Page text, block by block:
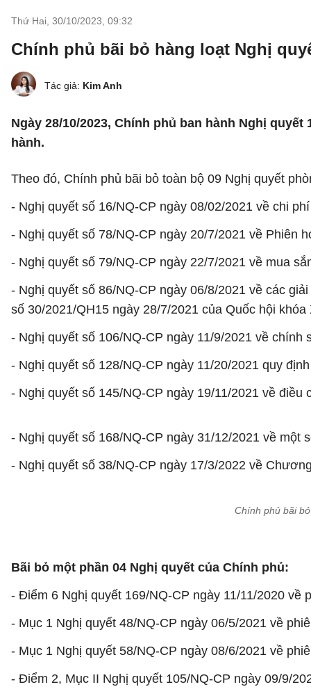
Thứ Hai, 30/10/2023 09:32
Chính phủ bãi bỏ hàng loạt Nghị
Tác giả: Kim Anh
Ngày 28/10/2023, Chính phủ ban hành Nghị
hành.
Theo đó, Chính phủ bãi bỏ toàn bộ 09 Nghị quyết
- Nghị quyết số 16/NQ-CP ngày 08/02/2021 về chi
- Nghị quyết số 78/NQ-CP ngày 20/7/2021 về Phiên
- Nghị quyết số 79/NQ-CP ngày 22/7/2021 về mua
- Nghị quyết số 86/NQ-CP ngày 06/8/2021 về các
số 30/2021/QH15 ngày 28/7/2021 của Quốc hội khóa
- Nghị quyết số 106/NQ-CP ngày 11/9/2021 về
- Nghị quyết số 128/NQ-CP ngày 11/20/2021 quy
- Nghị quyết số 145/NQ-CP ngày 19/11/2021 về
- Nghị quyết số 168/NQ-CP ngày 31/12/2021 về một
- Nghị quyết số 38/NQ-CP ngày 17/3/2022 về
Chính phủ bãi
Bãi bỏ một phần 04 Nghị quyết của Chính phủ:
- Điểm 6 Nghị quyết 169/NQ-CP ngày 11/11/2020
- Mục 1 Nghị quyết 48/NQ-CP ngày 06/5/2021 về
- Mục 1 Nghị quyết 58/NQ-CP ngày 08/6/2021 về
- Điểm 2, Mục II Nghị quyết 105/NQ-CP ngày 09/9/